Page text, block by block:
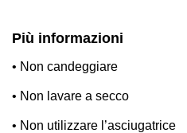
Più informazioni
• Non candeggiare
• Non lavare a secco
• Non utilizzare l’asciugatrice